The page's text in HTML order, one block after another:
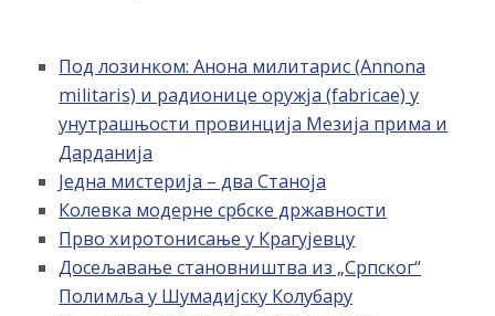
Под лозинком: Анона милитарис (Annona
militaris) и радионице оружја (fabricae) у
унутрашњости провинција Мезија прима и
Дарданија
Једна мистерија – два Станоја
Колевка модерне србске државности
Прво хиротонисање у Крагујевцу
Досељавање становништва из „Српског“
Полимља у Шумадијску Колубару